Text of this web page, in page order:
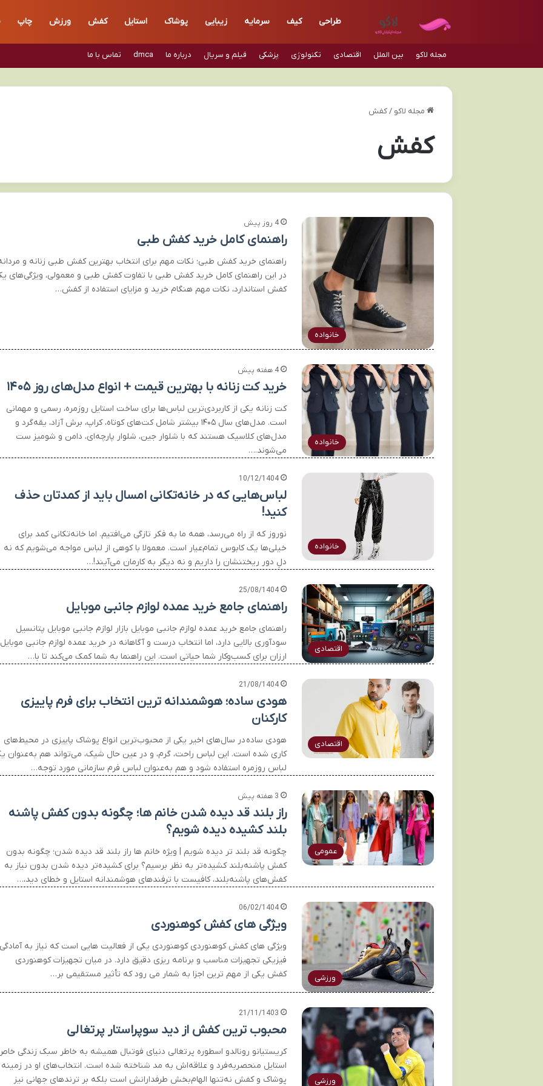
طراحی کیف سرمایه زیبایی پوشاک استایل کفش ورزش چاپ
مجله لاکو بین الملل اقتصادی تکنولوژی پزشکی فیلم و سریال درباره ما dmca تماس با ما
مجله لاکو / کفش
کفش
خانواده
4 روز پیش
راهنمای کامل خرید کفش طبی
راهنمای خرید کفش طبی؛ نکات مهم برای انتخاب بهترین کفش طبی زنانه و
در این راهنمای کامل خرید کفش طبی با تفاوت کفش طبی و معمولی، ویژگی‌های
کفش استاندارد، نکات مهم هنگام خرید و مزایای استفاده از کفش…
خانواده
4 هفته پیش
خرید کت زنانه با بهترین قیمت + انواع مدل‌های روز ۱۴۰۵
کت زنانه یکی از کاربردی‌ترین لباس‌ها برای ساخت استایل روزمره، رسمی و مهمانی
است. مدل‌های سال ۱۴۰۵ بیشتر شامل کت‌های کوتاه، کراپ، برش آزاد، یقه‌گرد و
مدل‌های کلاسیک هستند که با شلوار جین، شلوار پارچه‌ای، دامن و شومیز ست
می‌شوند.…
خانواده
10/12/1404
لباس‌هایی که در خانه‌تکانی امسال باید از کمدتان حذف
کنید!
نوروز که از راه می‌رسد، همه ما به فکر تازگی می‌افتیم. اما خانه‌تکانی کمد برای
خیلی‌ها یک کابوس تمام‌عیار است. معمولا با کوهی از لباس مواجه می‌شویم که نه
دلِ دور ریختنشان را داریم و نه دیگر به کارمان می‌آیند!…
اقتصادی
25/08/1404
راهنمای جامع خرید عمده لوازم جانبی موبایل
راهنمای جامع خرید عمده لوازم جانبی موبایل بازار لوازم جانبی موبایل پتانسیل
سودآوری بالایی دارد، اما انتخاب درست و آگاهانه در خرید عمده لوازم جانبی موبایل
ارزان برای کسب‌وکار شما حیاتی است. این راهنما به شما کمک می‌کند تا با…
اقتصادی
21/08/1404
هودی ساده؛ هوشمندانه ترین انتخاب برای فرم پاییزی
کارکنان
هودی ساده در سال‌های اخیر یکی از محبوب‌ترین انواع پوشاک پاییزی در محیط‌های
کاری شده است. این لباس راحت، گرم، و در عین حال شیک، می‌تواند هم به‌عنوان
لباس روزمره استفاده شود و هم به‌عنوان لباس فرم سازمانی مورد توجه…
عمومی
3 هفته پیش
راز بلند قد دیده شدن خانم ها؛ چگونه بدون کفش پاشنه
بلند کشیده دیده شویم؟
چگونه قد بلند تر دیده شویم | ویژه خانم ها راز بلند قد دیده شدن؛ چگونه بدون
کفش پاشنه‌بلند کشیده‌تر به نظر برسیم؟ برای کشیده‌تر دیده شدن بدون نیاز به
کفش‌های پاشنه‌بلند، کافیست با ترفندهای هوشمندانه استایل و خطای دید،…
ورزشی
06/02/1404
ویژگی های کفش کوهنوردی
ویژگی های کفش کوهنوردی کوهنوردی یکی از فعالیت هایی است که نیاز به
فیزیکی تجهیزات مناسب و برنامه ریزی دقیق دارد. در میان تجهیزات کوهنوردی
کفش یکی از مهم ترین اجزا به شمار می رود که تأثیر مستقیمی بر…
ورزشی
21/11/1403
محبوب ترین کفش از دید سوپراستار پرتغالی
کریستیانو رونالدو اسطوره پرتغالی دنیای فوتبال همیشه به خاطر سبک زندگی
استایل منحصربه‌فرد و علاقه‌اش به مد شناخته شده است. انتخاب‌های او در زمینه
پوشاک و کفش نه‌تنها الهام‌بخش طرفدارانش است بلکه بر ترندهای جهانی نیز